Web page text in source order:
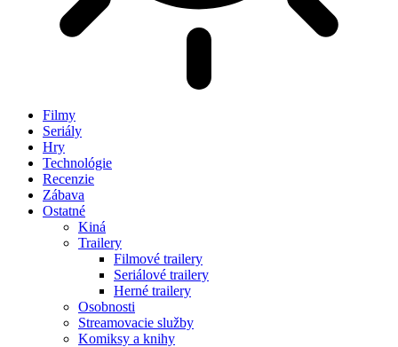
Filmy
Seriály
Hry
Technológie
Recenzie
Zábava
Ostatné
Kiná
Trailery
Filmové trailery
Seriálové trailery
Herné trailery
Osobnosti
Streamovacie služby
Komiksy a knihy